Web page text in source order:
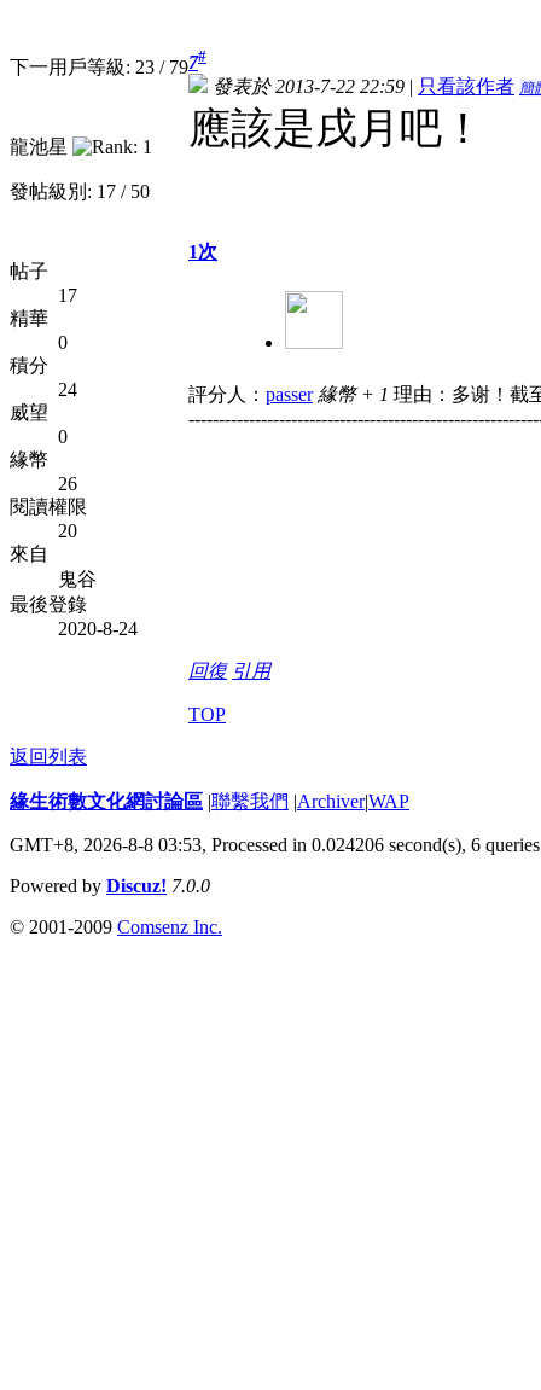
下一用戶等級: 23 / 79
龍池星
發帖級別: 17 / 50
帖子
17
精華
0
積分
24
威望
0
緣幣
26
閱讀權限
20
來自
鬼谷
最後登錄
2020-8-24
7#
發表於 2013-7-22 22:59 | 只看該作者 簡
應該是戌月吧！
1次
評分人： passer 緣幣 + 1 理由：多谢！截
回復 引用
TOP
返回列表
緣生術數文化網討論區 |聯繫我們 |Archiver|WAP
GMT+8, 2026-8-8 03:53, Processed in 0.024206 second(s), 6 queries
Powered by Discuz! 7.0.0
© 2001-2009 Comsenz Inc.